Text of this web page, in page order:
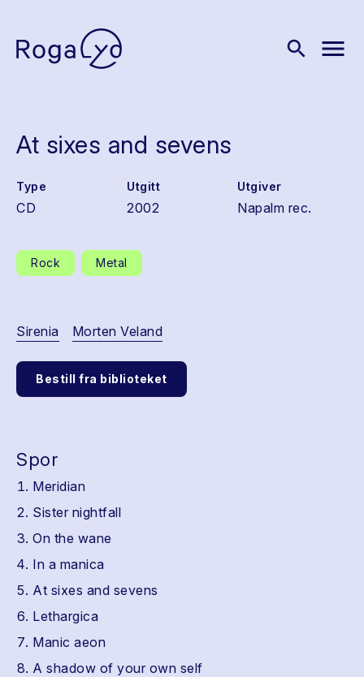
search menu
At sixes and sevens
Type
CD
Utgitt
2002
Utgiver
Napalm rec.
Rock Metal
Sirenia Morten Veland
Bestill fra biblioteket
Spor
Meridian
Sister nightfall
On the wane
In a manica
At sixes and sevens
Lethargica
Manic aeon
A shadow of your own self